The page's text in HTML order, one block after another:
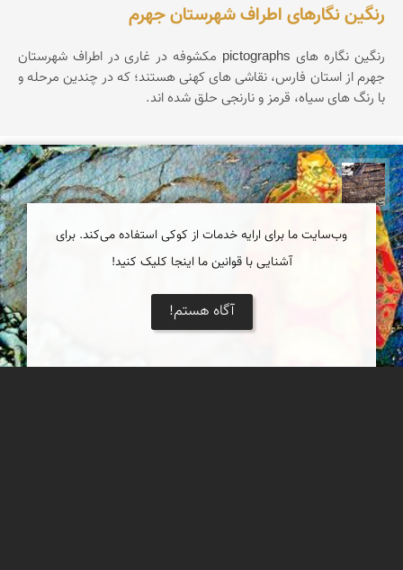
رنگین نگارهای اطراف شهرستان جهرم
رنگین نگاره های pictographs مکشوفه در غاری در اطراف شهرستان
جهرم از استان فارس، نقاشی های کهنی هستند؛ که در چندین مرحله و
با رنگ های سیاه، قرمز و نارنجی حلق شده اند.
محمد ناصری فرد
وب‌سایت ما برای ارایه خدمات از کوکی استفاده می‌کند. برای
آشنایی با قوانین ما اینجا کلیک کنید!
آگاه هستم!